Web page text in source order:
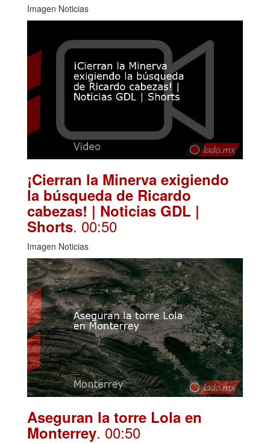
Imagen Noticias
¡Cierran la Minerva exigiendo
la búsqueda de Ricardo
cabezas! | Noticias GDL |
Shorts. 00:50
Imagen Noticias
Aseguran la torre Lola en
Monterrey. 00:50